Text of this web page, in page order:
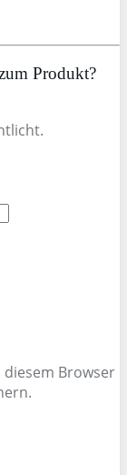
Produkt?
diesem Browser